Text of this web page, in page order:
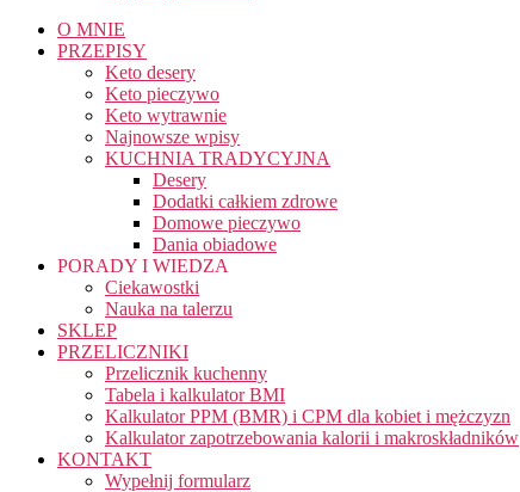
O MNIE
PRZEPISY
Keto desery
Keto pieczywo
Keto wytrawnie
Najnowsze wpisy
KUCHNIA TRADYCYJNA
Desery
Dodatki całkiem zdrowe
Domowe pieczywo
Dania obiadowe
PORADY I WIEDZA
Ciekawostki
Nauka na talerzu
SKLEP
PRZELICZNIKI
Przelicznik kuchenny
Tabela i kalkulator BMI
Kalkulator PPM (BMR) i CPM dla kobiet i mężczyzn
Kalkulator zapotrzebowania kalorii i makroskładników
KONTAKT
Wypełnij formularz